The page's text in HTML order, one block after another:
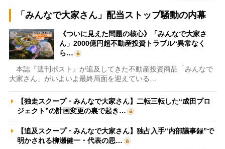
「みんなで大家さん」配当ストップ騒動の内幕
《ついに見えた問題の核心》「みんなで大家さ
ん」2000億円超不動産投資トラブル“異常なく
ら…
本誌『週刊ポスト』が追及してきた不動産投資商品「みんなで
大家さん」がいよいよ最終局面を迎えている…
【独走スクープ・みんなで大家さん】二転三転した“成田プロ
ジェクト”の計画変更の裏で起き…
【追及スクープ・みんなで大家さん】独占入手“内部議事録”で
明かされる柳瀬健一・代表の思…